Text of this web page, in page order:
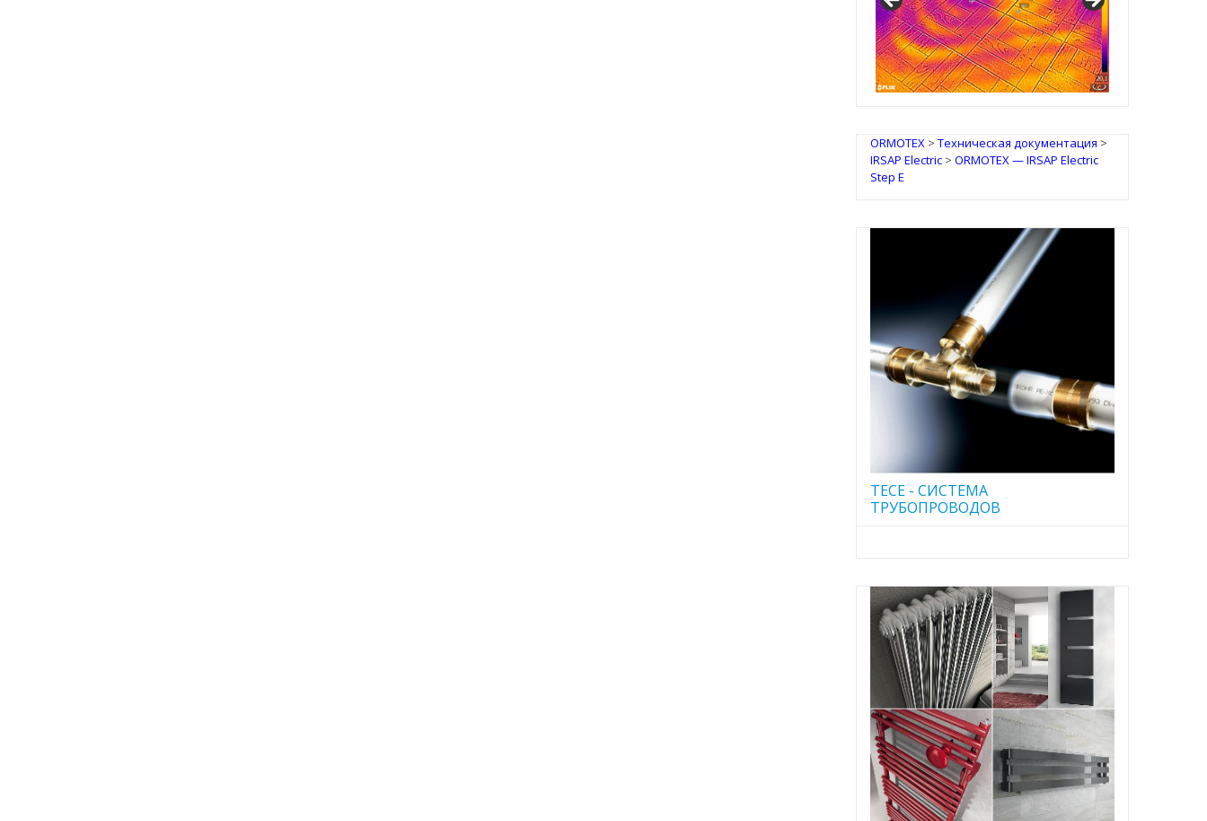
IRSAP Design Radiators
ORMOTEX> Техническая документация >
IRSAP Electric> ORMOTEX — IRSAP Electric
Step E
TECE - CИСТЕМА
ТРУБОПРОВОДОВ